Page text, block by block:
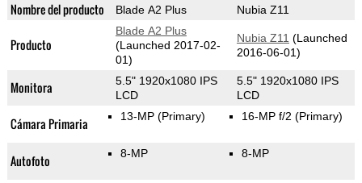
Nombre del producto Blade A2 Plus Nubia Z11
Producto
Blade A2 Plus
(Launched 2017-02-
01)
Nubia Z11 (Launched
2016-06-01)
Monitora
5.5" 1920x1080 IPS
LCD
5.5" 1920x1080 IPS
LCD
Cámara Primaria 13-MP (Primary) 16-MP f/2 (Primary)
Autofoto 8-MP 8-MP